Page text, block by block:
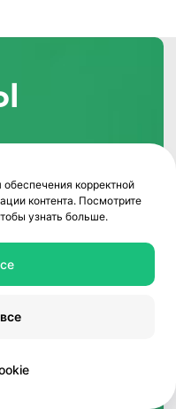
корректной
контента. Посмотрите
узнать больше.